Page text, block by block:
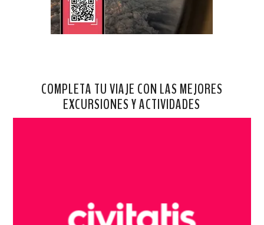
COMPLETA TU VIAJE CON LAS MEJORES
EXCURSIONES Y ACTIVIDADES